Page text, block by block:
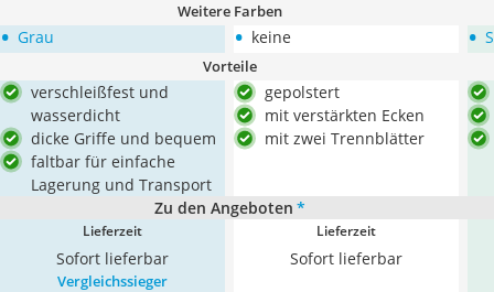
Weitere Farben
• Grau • keine •
Vorteile
verschleißfest und
wasserdicht
dicke Griffe und bequem
faltbar für einfache
Lagerung und Transport
gepolstert
mit verstärkten Ecken
mit zwei Trennblätter
Zu den Angeboten *
Lieferzeit
Sofort lieferbar
Lieferzeit
Sofort lieferbar
Vergleichssieger